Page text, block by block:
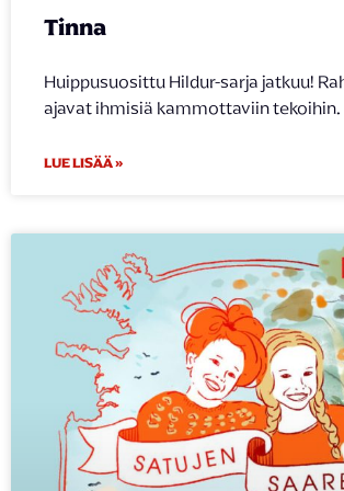
Tinna
Huippusuosittu Hildur-sarja jatkuu!
ajavat ihmisiä kammottaviin tekoihin.
LUE LISÄÄ »